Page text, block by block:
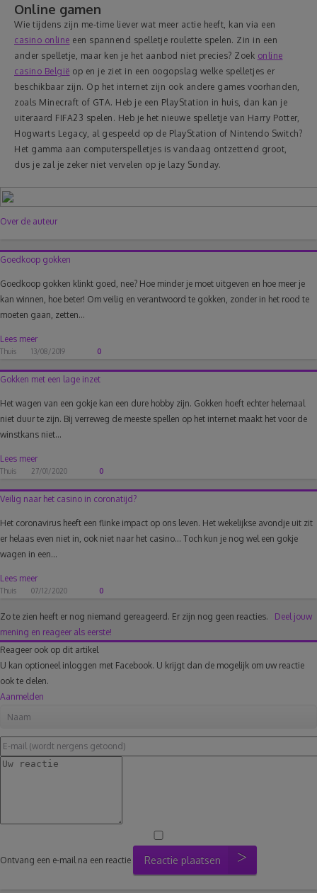
Online gamen
Wie tijdens zijn me-time liever wat meer actie heeft, kan via een
casino online een spannend spelletje roulette spelen. Zin in een
ander spelletje, maar ken je het aanbod niet precies? Zoek online
casino België op en je ziet in een oogopslag welke spelletjes er
beschikbaar zijn. Op het internet zijn ook andere games voorhanden,
zoals Minecraft of GTA. Heb je een PlayStation in huis, dan kan je
uiteraard FIFA23 spelen. Heb je het nieuwe spelletje van Harry Potter,
Hogwarts Legacy, al gespeeld op de PlayStation of Nintendo Switch?
Het gamma aan computerspelletjes is vandaag ontzettend groot,
dus je zal je zeker niet vervelen op je lazy Sunday.
Over de auteur
Goedkoop gokken
Goedkoop gokken klinkt goed, nee? Hoe minder je moet uitgeven en hoe meer je
kan winnen, hoe beter! Om veilig en verantwoord te gokken, zonder in het rood te
moeten gaan, zetten...
Lees meer
Thuis 13/08/2019 0
Gokken met een lage inzet
Het wagen van een gokje kan een dure hobby zijn. Gokken hoeft echter helemaal
niet duur te zijn. Bij verreweg de meeste spellen op het internet maakt het voor de
winstkans niet...
Lees meer
Thuis 27/01/2020 0
Veilig naar het casino in coronatijd?
Het coronavirus heeft een flinke impact op ons leven. Het wekelijkse avondje uit zit
er helaas even niet in, ook niet naar het casino… Toch kun je nog wel een gokje
wagen in een...
Lees meer
Thuis 07/12/2020 0
Zo te zien heeft er nog niemand gereageerd. Er zijn nog geen reacties. Deel jouw
mening en reageer als eerste!
Reageer ook op dit artikel
U kan optioneel inloggen met Facebook. U krijgt dan de mogelijk om uw reactie
ook te delen.
Aanmelden
Ontvang een e-mail na een reactie Reactie plaatsen